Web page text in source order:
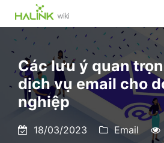
Các lưu ý quan
dịch vụ email cho
nghiệp
18/03/2023 Email